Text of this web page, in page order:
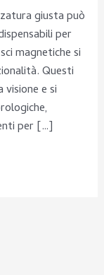
giusta può
per
magnetiche si
Questi
e si
per […]